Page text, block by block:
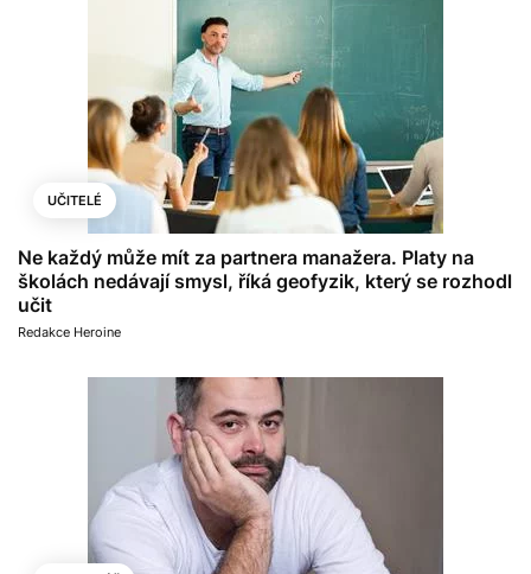
UČITELÉ
Ne každý může mít za partnera manažera. Platy na
školách nedávají smysl, říká geofyzik, který se rozhodl
učit
Redakce Heroine